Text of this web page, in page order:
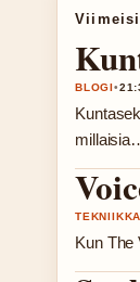
BLOGI•
Kun The